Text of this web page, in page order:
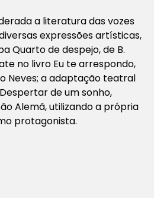
a literatura das vozes
expressões artísticas,
Quarto de despejo, de B.
no livro Eu te arrespondo,
Neves; a adaptação teatral
de um sonho,
Alemã, utilizando a própria
protagonista.